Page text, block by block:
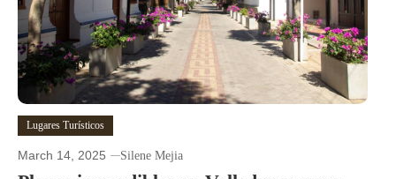
Lugares Turísticos
March 14, 2025 Silene Mejia